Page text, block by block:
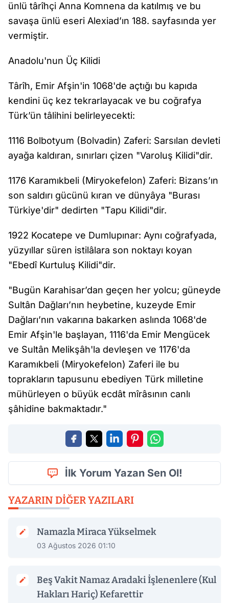
ünlü târîhçi Anna Komnena da katılmış ve bu
savaşa ünlü eseri Alexiad’ın 188. sayfasında yer
vermiştir.
Anadolu'nun Üç Kilidi
Târîh, Emir Afşin'in 1068'de açtığı bu kapıda
kendini üç kez tekrarlayacak ve bu coğrafya
Türk’ün tâlihini belirleyecekti:
1116 Bolbotyum (Bolvadin) Zaferi: Sarsılan devleti
ayağa kaldıran, sınırları çizen "Varoluş Kilidi"dir.
1176 Karamıkbeli (Miryokefelon) Zaferi: Bizans’ın
son saldırı gücünü kıran ve dünyâya "Burası
Türkiye'dir" dedirten "Tapu Kilidi"dir.
1922 Kocatepe ve Dumlupınar: Aynı coğrafyada,
yüzyıllar süren istilâlara son noktayı koyan
"Ebedî Kurtuluş Kilidi"dir.
"Bugün Karahisar’dan geçen her yolcu; güneyde
Sultân Dağları’nın heybetine, kuzeyde Emir
Dağları’nın vakarına bakarken aslında 1068'de
Emir Afşin'le başlayan, 1116'da Emir Mengücek
ve Sultân Melikşâh'la devleşen ve 1176'da
Karamıkbeli (Miryokefelon) Zaferi ile bu
toprakların tapusunu ebediyen Türk milletine
mühürleyen o büyük ecdât mîrâsının canlı
şâhidine bakmaktadır."
İlk Yorum Yazan Sen Ol!
YAZARIN DIĞER YAZILARI
Namazla Miraca Yükselmek
03 Ağustos 2026 01:10
Beş Vakit Namaz Aradaki İşlenenlere (Kul
Hakları Hariç) Kefarettir